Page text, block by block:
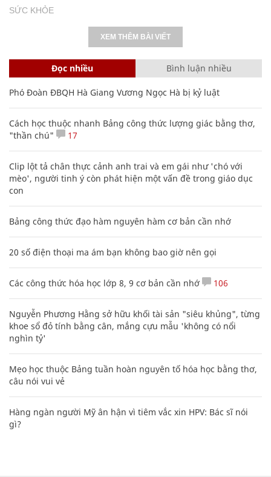
SỨC KHỎE
XEM THÊM BÀI VIẾT
Đọc nhiều Bình luận nhiều
Phó Đoàn ĐBQH Hà Giang Vương Ngọc Hà bị kỷ luật
Cách học thuộc nhanh Bảng công thức lượng giác bằng thơ,
"thần chú"
17
Clip lột tả chân thực cảnh anh trai và em gái như 'chó với
mèo', người tinh ý còn phát hiện một vấn đề trong giáo dục
con
Bảng công thức đạo hàm nguyên hàm cơ bản cần nhớ
20 số điện thoại ma ám bạn không bao giờ nên gọi
Các công thức hóa học lớp 8, 9 cơ bản cần nhớ 106
Nguyễn Phương Hằng sở hữu khối tài sản "siêu khủng", từng
khoe sổ đỏ tính bằng cân, mắng cựu mẫu 'không có nổi
nghìn tỷ'
Mẹo học thuộc Bảng tuần hoàn nguyên tố hóa học bằng thơ,
câu nói vui vẻ
Hàng ngàn người Mỹ ân hận vì tiêm vắc xin HPV: Bác sĩ nói
gì?